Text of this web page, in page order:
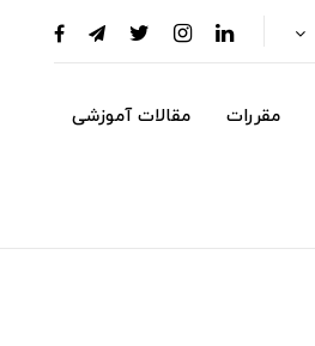
مقررات مقالات آموزشی